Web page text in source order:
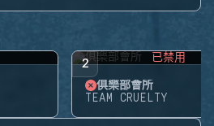
2 已禁用
俱樂部會所
TEAM CRUELTY